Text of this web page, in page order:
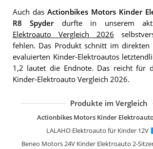
Auch das Actionbikes Motors Kinder
R8 Spyderdurfte in unserem
Elektroauto Vergleich 2026
fehlen. Das Produkt schnitt im direkten
evaluierten Kinder-Elektroautos
1,2 lautet die Endnote. Das reicht für
Kinder-Elektroauto Vergleich 2026.
Produkte im Vergleich
LALAHO Elektroauto für Kinder 12V
Beneo Motors 24V Kinder Elektroauto 2-